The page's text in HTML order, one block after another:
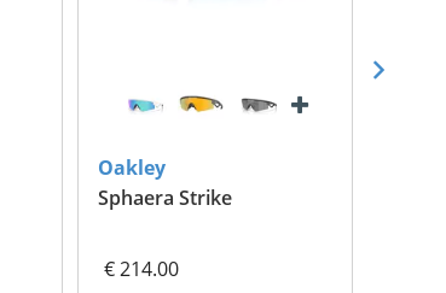
Oakley
Sphaera Strike
€ 214.00